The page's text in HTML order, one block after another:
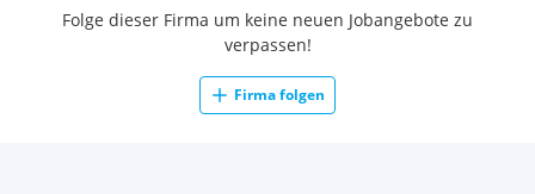
Folge dieser Firma um keine neuen Jobangebote zu
verpassen!
Firma folgen